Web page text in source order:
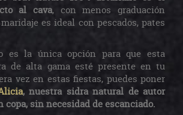
al cava, con menos graduación
es ideal con pescados, pates
es la única opción para que esta
de alta gama esté presente en tu
vez en estas fiestas, puedes poner
, nuestra sidra natural de autor
copa, sin necesidad de escanciado.